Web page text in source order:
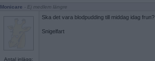
Monicare - Ej medlem längre
Antal inlägg:
Ska det vara blodpudding till middag idag frun?
Snigelfart